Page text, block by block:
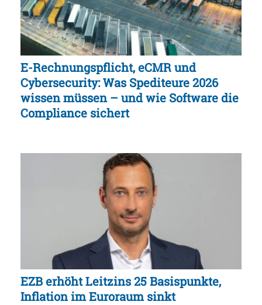
E-Rechnungspflicht, eCMR und
Cybersecurity: Was Spediteure 2026
wissen müssen – und wie Software die
Compliance sichert
EZB erhöht Leitzins 25 Basispunkte,
Inflation im Euroraum sinkt